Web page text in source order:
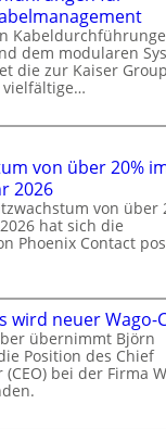
dem modularen
die zur Kaiser Group
vielfältige…
von über 20%
2026
von über
hat sich die
Phoenix Contact
wird neuer Wago-
übernimmt Björn
Position des Chief
(CEO) bei der Firma